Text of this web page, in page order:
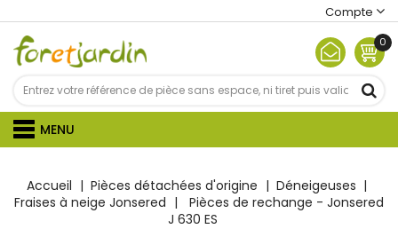
Compte
0
MENU
Accueil Pièces détachées d'origine
Déneigeuses
Fraises à neige Jonsered
Pièces de rechange - Jonsered
J 630 ES